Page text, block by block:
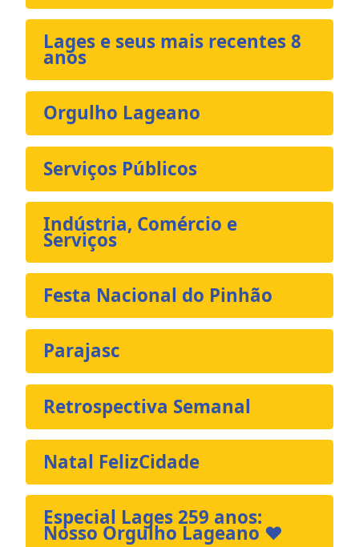
Lages e seus mais recentes 8
anos
Orgulho Lageano
Serviços Públicos
Indústria, Comércio e
Serviços
Festa Nacional do Pinhão
Parajasc
Retrospectiva Semanal
Natal FelizCidade
Especial Lages 259 anos:
Nosso Orgulho Lageano ❤️